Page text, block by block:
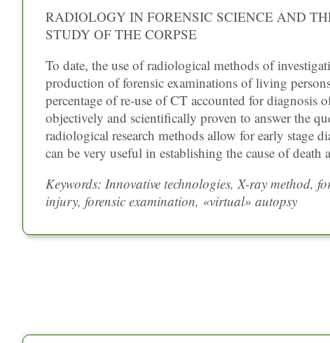
RADIOLOGY IN FORENSIC SCIENCE AND
STUDY OF THE CORPSE
To date, the use of radiological methods of
production of forensic examinations of living
percentage of re-use of CT accounted for
objectively and scientifically proven to answer the
radiological research methods allow for early stage
can be very useful in establishing the cause of
Keywords: Innovative technologies, X-ray method,
injury, forensic examination, «virtual» autopsy